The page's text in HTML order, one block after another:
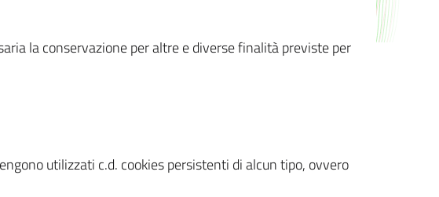
la conservazione per altre e diverse finalità previste per
utilizzati c.d. cookies persistenti di alcun tipo, ovvero